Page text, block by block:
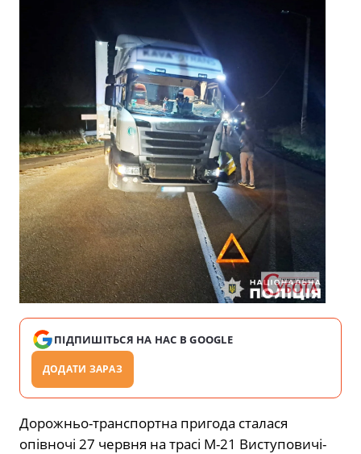
ПІДПИШІТЬСЯ НА НАС В GOOGLE
ДОДАТИ ЗАРАЗ
Дорожньо-транспортна пригода сталася
опівночі 27 червня на трасі М-21 Виступовичі-